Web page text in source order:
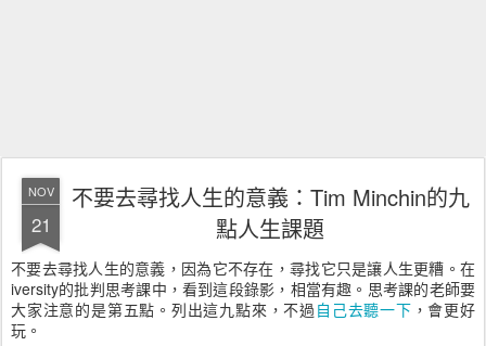
NOV
21
不要去尋找人生的意義：Tim Minchin的九
點人生課題
不要去尋找人生的意義，因為它不存在，尋找它只是讓人生更糟。在
iversity的批判思考課中，看到這段錄影，相當有趣。思考課的老師要
大家注意的是第五點。列出這九點來，不過 自己去聽一下 ，會更好
玩。